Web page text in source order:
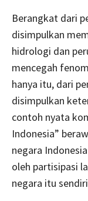
Berangkat dari
disimpulkan
hidrologi dan
mencegah
hanya itu, dari
disimpulkan
contoh nyata
Indonesia”
negara
oleh partisipasi
negara itu